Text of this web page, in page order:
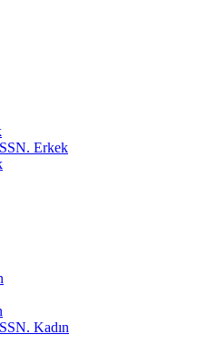
Erkek
Kadın